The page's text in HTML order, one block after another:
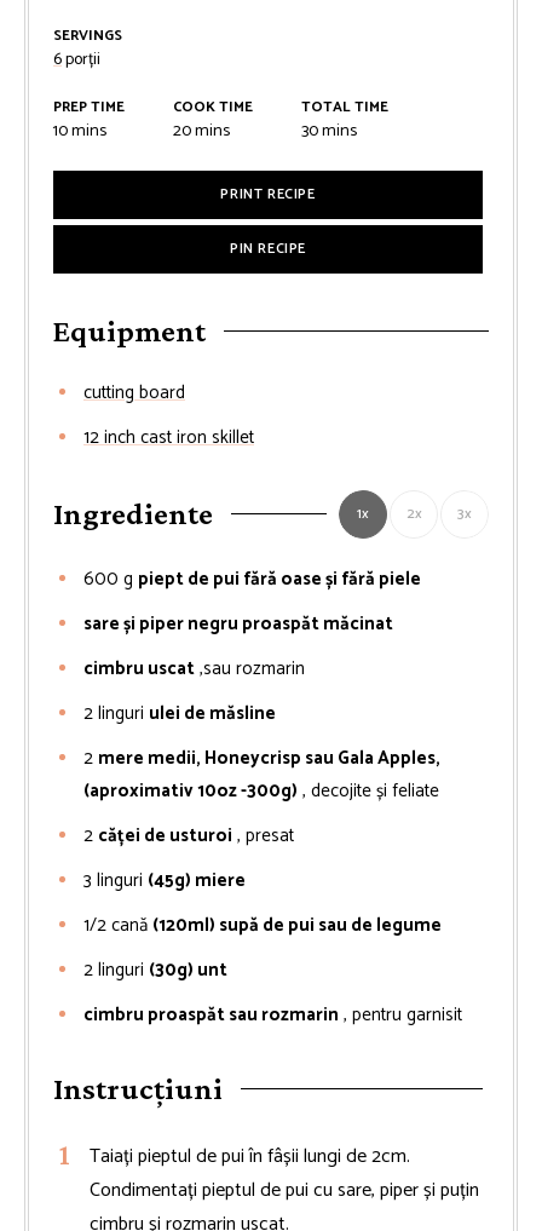
SERVINGS
6porții
PREP TIME
10minutes
mins
COOK TIME
20minutes
mins
TOTAL TIME
30minutes
mins
PRINT RECIPE
PIN RECIPE
Equipment
cutting board
12 inch cast iron skillet
Ingrediente 1x 2x 3x
600 g piept de pui fără oase și fără piele
sare și piper negru proaspăt măcinat
cimbru uscat,sau rozmarin
2linguri ulei de măsline
2 mere medii, Honeycrisp sau Gala Apples,
(aproximativ 10oz -300g) , decojite și feliate
2 căței de usturoi , presat
3 linguri (45g) miere
1/2cană (120ml) supă de pui sau de legume
2linguri (30g) unt
cimbru proaspăt sau rozmarin , pentru garnisit
Instrucțiuni
Taiați pieptul de pui în fâșii lungi de 2cm.
Condimentați pieptul de pui cu sare, piper și puțin
cimbru și rozmarin uscat.